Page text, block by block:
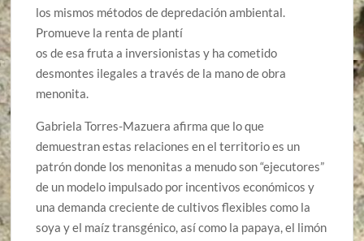
los mismos métodos de depredación ambiental.
Promueve la renta de plantí
os de esa fruta a inversionistas y ha cometido
desmontes ilegales a través de la mano de obra
menonita.
Gabriela Torres-Mazuera afirma que lo que
demuestran estas relaciones en el territorio es un
patrón donde los menonitas a menudo son “ejecutores”
de un modelo impulsado por incentivos económicos y
una demanda creciente de cultivos flexibles como la
soya y el maíz transgénico, así como la papaya, el limón